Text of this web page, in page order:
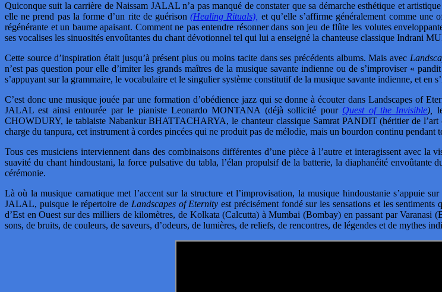
Quiconque suit la carrière de Naissam JALAL n’a pas manqué de constater que sa démarche esthétique et
elle ne prend pas la forme d’un rite de guérison(Healing Rituals), et qu’elle s’affirme généralement comme
régénérante et un baume apaisant. Comment ne pas entendre résonner dans son jeu de flûte les volutes
ses vocalises les sinuosités envoûtantes du chant dévotionnel tel qui lui a enseigné la chanteuse classique Indrani
Cette source d’inspiration était jusqu’à présent plus ou moins tacite dans ses précédents albums. Mais avec
n’est pas question pour elle d’imiter les grands maîtres de la musique savante indienne ou de s’improviser «
s’appuyant sur la grammaire, le vocabulaire et le singulier système constitutif de la musique savante indienne, et en
C’est donc une musique jouée par une formation d’obédience jazz qui se donne à écouter dans Landscapes of
JALAL est ainsi entourée par le pianiste Leonardo MONTANA (déjà sollicité pour Quest of the Invisible),
CHOWDURY, le tablaiste Nabankur BHATTACHARYA, le chanteur classique Samrat PANDIT (héritier de
charge du tanpura, cet instrument à cordes pincées qui ne produit pas de mélodie, mais un bourdon continu pendant
Tous ces musiciens interviennent dans des combinaisons différentes d’une pièce à l’autre et interagissent avec
suavité du chant hindoustani, la force pulsative du tabla, l’élan propulsif de la batterie, la diaphanéité envoûtante
cérémonie.
Là où la musique carnatique met l’accent sur la structure et l’improvisation, la musique hindoustanie s’appuie
JALAL, puisque le répertoire de Landscapes of Eternity est précisément fondé sur les sensations et les
d’Est en Ouest sur des milliers de kilomètres, de Kolkata (Calcutta) à Mumbai (Bombay) en passant par
sons, de bruits, de couleurs, de saveurs, d’odeurs, de lumières, de reliefs, de rencontres, de légendes et de mythes